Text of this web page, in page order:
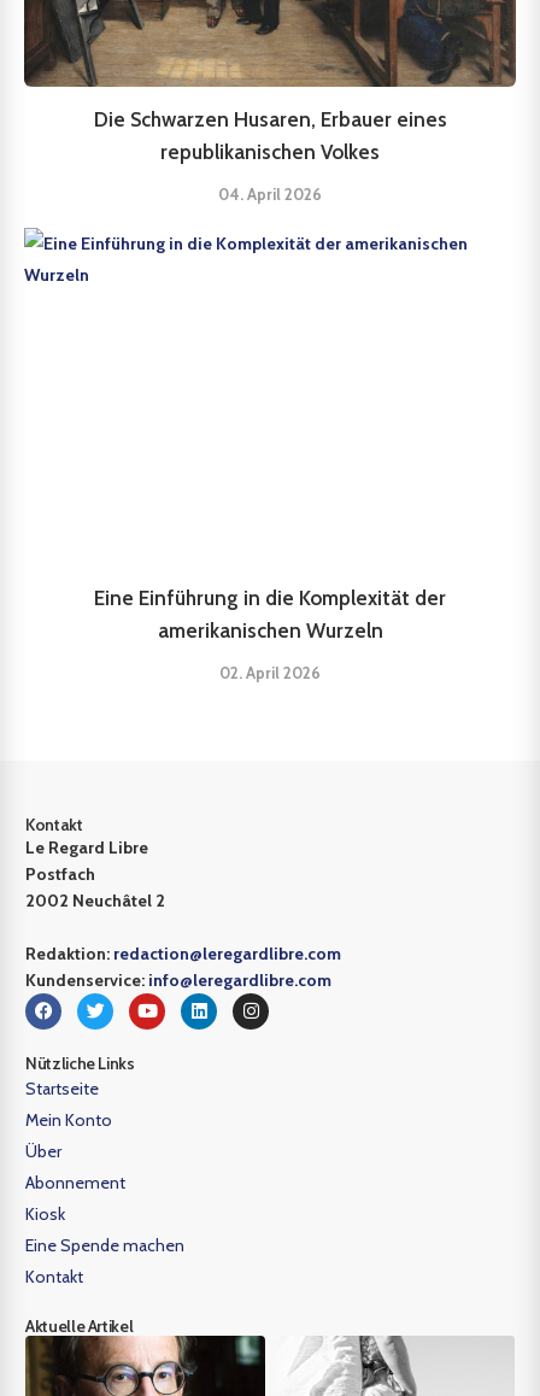
Die Schwarzen Husaren, Erbauer eines
republikanischen Volkes
04. April 2026
Eine Einführung in die Komplexität der
amerikanischen Wurzeln
02. April 2026
Kontakt
Le Regard Libre
Postfach
2002 Neuchâtel 2
Redaktion: redaction@leregardlibre.com
Kundenservice: info@leregardlibre.com
Nützliche Links
Startseite
Mein Konto
Über
Abonnement
Kiosk
Eine Spende machen
Kontakt
Aktuelle Artikel